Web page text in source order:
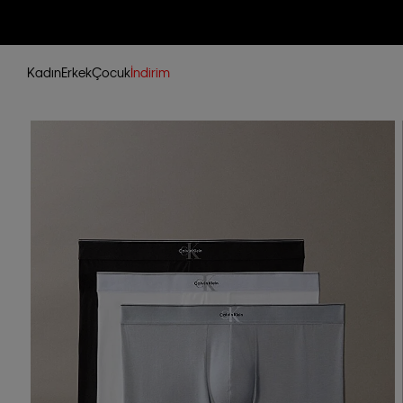
KadınErkekÇocukİndirim